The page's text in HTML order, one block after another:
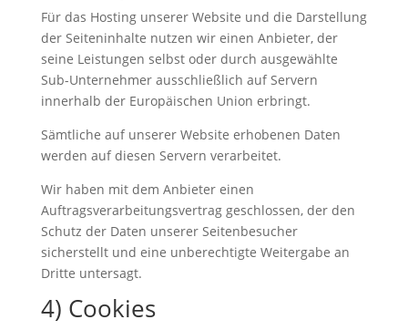
Für das Hosting unserer Website und die Darstellung
der Seiteninhalte nutzen wir einen Anbieter, der
seine Leistungen selbst oder durch ausgewählte
Sub-Unternehmer ausschließlich auf Servern
innerhalb der Europäischen Union erbringt.
Sämtliche auf unserer Website erhobenen Daten
werden auf diesen Servern verarbeitet.
Wir haben mit dem Anbieter einen
Auftragsverarbeitungsvertrag geschlossen, der den
Schutz der Daten unserer Seitenbesucher
sicherstellt und eine unberechtigte Weitergabe an
Dritte untersagt.
4) Cookies